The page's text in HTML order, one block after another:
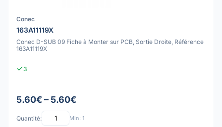
Conec
163A11119X
Conec D-SUB 09 Fiche à Monter sur PCB, Sortie Droite, Référence
163A11119X
3
5.60€ – 5.60€
Quantité: Min: 1